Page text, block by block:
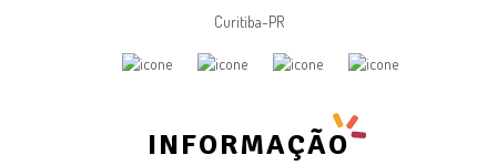
Curitiba-PR
INFORMAÇÃO